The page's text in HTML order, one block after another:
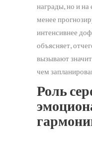
награды, но и на
менее
интенсивнее
объясняет,
вызывают
чем
Роль